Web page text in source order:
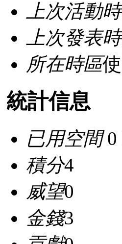
上次活動
上次發表
所在時區
統計信息
已用空間0
積分4
威望0
金錢3